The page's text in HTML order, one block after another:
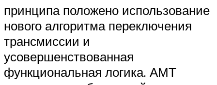
принципа положено использование
нового алгоритма переключения
трансмиссии и
усовершенствованная
функциональная логика. АМТ